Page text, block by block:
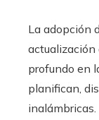
La adopción
actualización
profundo en
planifican,